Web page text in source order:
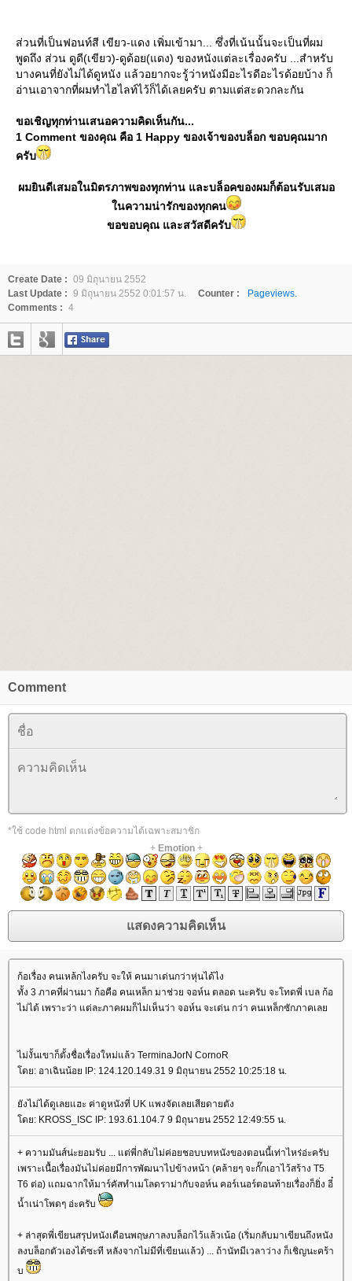
ส่วนที่เป็นฟอนท์สี เขียว-แดง เพิ่มเข้ามา... ซึ่งที่เน้นนั้นจะเป็นที่ผม
พูดถึง ส่วน ดูดี(เขียว)-ดูด้อย(แดง) ของหนังแต่ละเรื่องครับ ...สำหรับ
บางคนที่ยังไม่ได้ดูหนัง แล้วอยากจะรู้ว่าหนังมีอะไรดีอะไรด้อยบ้าง ก็
อ่านเอาจากที่ผมทำไฮไลท์ไว้ก็ได้เลยครับ ตามแต่สะดวกละกัน
ขอเชิญทุกท่านเสนอความคิดเห็นกัน...
1 Comment ของคุณ คือ 1 Happy ของเจ้าของบล็อก ขอบคุณมาก
ครับ
ผมยินดีเสมอในมิตรภาพของทุกท่าน และบล็อคของผมก็ต้อนรับเสมอ
นความน่ารักของทุกคน
ขอขอบคุณ และสวัสดีครับ
Create Date : 09 มิถุนายน 2552
Last Update : 9 มิถุนายน 2552 0:01:57 น. Counter :
Pageviews.
Comments : 4
Comment
*ใช้ code html ตกแต่งข้อความได้เฉพาะสมาชิก
+ Emotion+
ก้อเรื่อง คนเหล้กไงครับ จะให้ คนมาเด่นกว่าหุ่นได้ไง
ทั้ง 3 ภาคที่ผ่านมา ก้อคือ คนเหล็ก มาช่วย จอห์น ตลอด นะครับ จะโทดพี่ เบล ก้อ
ไม่ได้ เพราะว่า แต่ละภาคผมก็ไม่เห็นว่า จอห์น จะเด่น กว่า คนเหล็กซักภาคเล
ไม่งั้นเขาก็ตั้งชื่อเรื่องใหม่แล้ว TerminaJorN CornoR
ดย: อาเฉินน้อย IP: 124.120.149.31 9 มิถุนายน 2552 10:25:18 น.
ังไม่ได้ดูเลยแฮะ ค่าดูหนังที่ UK แพงจัดเลยเสียดายตัง
ดย: KROSS_ISC IP: 193.61.104.7 9 มิถุนายน 2552 12:49:55 น.
+ ความมันส์น่ะยอมรับ ... แต่พี่กลับไม่ค่อยชอบบทหนังของตอนนี้เท่าไหร่อ่ะครับ
เพราะเนื้อเรื่องมันไม่ค่อยมีการพัฒนาไปข้างหน้า (คล้ายๆ จะกั๊กเอาไว้สร้าง T5
T6 ต่อ) แถมฉากให้มาร์คัสทำเมโลดราม่ากับจอห์น คอร์เนอร์ตอนท้ายเรื่องก็ยิ่ง อี๋
น้ำเน่าโพดๆ อ่ะครับ
+ ล่าสุดพี่เขียนสรุปหนังเดือนพฤษภาลงบล็อกไว้แล้วเน้อ (เริ่มกลับมาเขียนถึงหนัง
ลงบล็อกตัวเองได้ซะที หลังจากไม่มีที่เขียนแล้ว) ... ถ้านัทมีเวลาว่าง ก็เชิญนะคร้า
บ